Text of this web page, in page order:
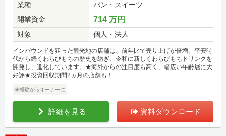
業種
パン・スイーツ
開業資金
714 万円
対象 個人・法人
インバウンドを狙った観光地の店舗は、前年比で売り上げが倍増。平安時
代から続くわらびもちの歴史を紡ぎ、令和に新しくわらびもちドリンクを
開発し、進化しています。★海外からの注目度も高く、幅広い年齢層に大
好評★投資回収期間2ヵ月の店舗も！
未経験からオーナーに
詳細を見る 資料ダウンロード